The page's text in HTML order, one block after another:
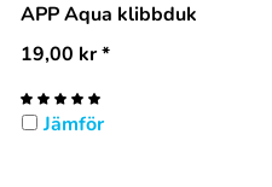
APP Aqua klibbduk
19,00 kr*
Jämför